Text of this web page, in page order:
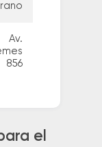
Av.
856
el